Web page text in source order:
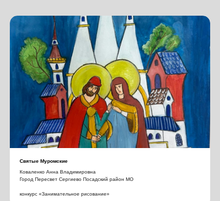
Святые Муромские
Коваленко Анна Владимировна
Город Пересвет Сергиево Посадский район МО
конкурс «Занимательное рисование»